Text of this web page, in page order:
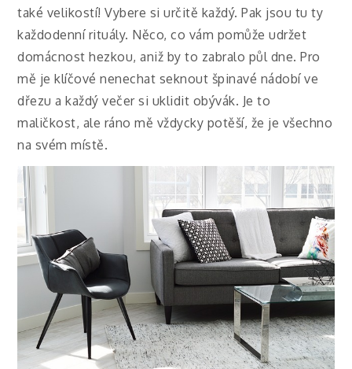
také velikostí! Vybere si určitě každý.Pak jsou tu ty
každodenní rituály. Něco, co vám pomůže udržet
domácnost hezkou, aniž by to zabralo půl dne. Pro
mě je klíčové nenechat seknout špinavé nádobí ve
dřezu a každý večer si uklidit obývák. Je to
maličkost, ale ráno mě vždycky potěší, že je všechno
na svém místě.